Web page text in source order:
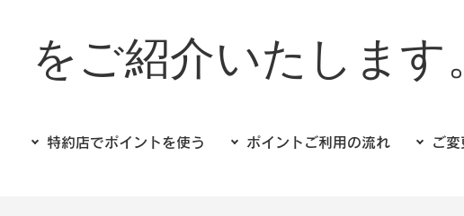
をご紹介いたします
特約店でポイントを使う ポイントご利用の流れ ご